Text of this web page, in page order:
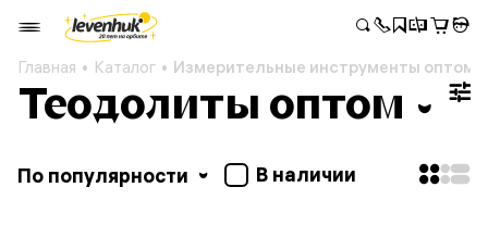
Главная Каталог Измерительные инструменты оптом
Теодолиты оптом
По популярности В наличии